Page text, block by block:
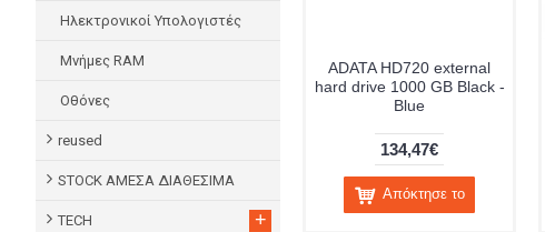
Ηλεκτρονικοί Υπολογιστές
Μνήμες RAM
Οθόνες
reused
STOCK ΑΜΕΣΑ ΔΙΑΘΕΣΙΜΑ
TECH +
ADATA HD720 external
hard drive 1000 GB Black -
Blue
134,47€
Απόκτησε το